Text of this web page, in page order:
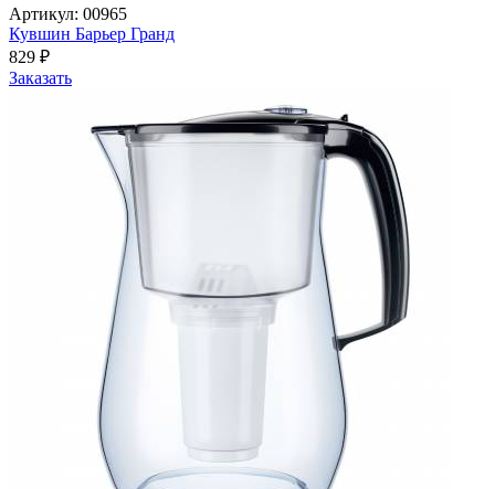
Артикул: 00965
Кувшин Барьер Гранд
829 ₽
Заказать